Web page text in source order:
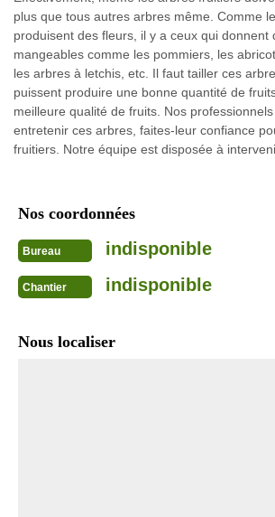
plus que tous autres arbres même. Comme
produisent des fleurs, il y a ceux qui donnent
mangeables comme les pommiers, les
les arbres à letchis, etc. Il faut tailler ces
puissent produire une bonne quantité de
meilleure qualité de fruits. Nos
entretenir ces arbres, faites-leur confiance
fruitiers. Notre équipe est disposée à
Nos coordonnées
Bureau indisponible
Chantier indisponible
Nous localiser